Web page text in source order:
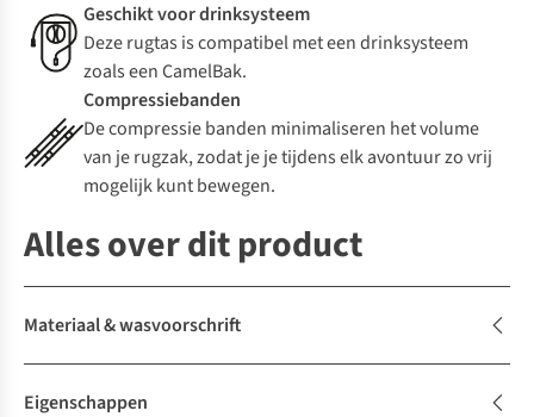
Geschikt voor drinksysteem
Deze rugtas is compatibel met een drinksysteem
zoals een CamelBak.
Compressiebanden
De compressie banden minimaliseren het volume
van je rugzak, zodat je je tijdens elk avontuur zo vrij
mogelijk kunt bewegen.
Alles over dit product
Materiaal & wasvoorschrift
Eigenschappen